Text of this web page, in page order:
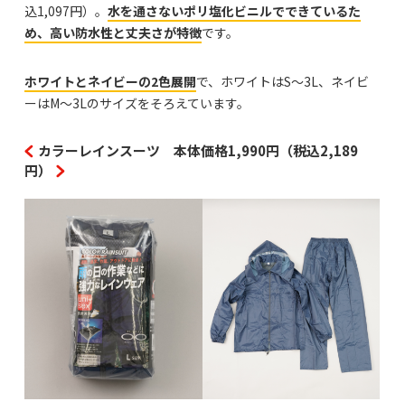
込1,097円）。 水を通さないポリ塩化ビニルでできているた
め、高い防水性と丈夫さが特徴です。
ホワイトとネイビーの2色展開で、ホワイトはS〜3L、ネイビ
ーはM～3Lのサイズをそろえています。
カラーレインスーツ 本体価格1,990円（税込2,189
円）